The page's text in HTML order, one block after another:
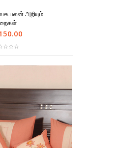
பலன் அறியும்